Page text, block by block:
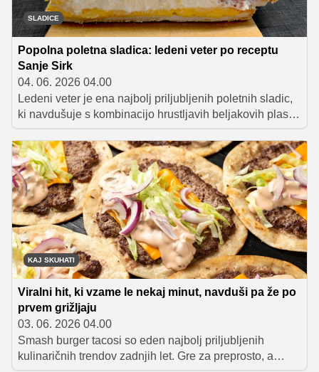
SLADICE
Popolna poletna sladica: ledeni veter po receptu
Sanje Sirk
04. 06. 2026 04.00
Ledeni veter je ena najbolj priljubljenih poletnih sladic,
ki navdušuje s kombinacijo hrustljavih beljakovih plasti,
nežne vanilijeve kreme, stepene smetane in svežega
sadja. Preizkusite recept Sanje Sirk, ki je kot nalašč za
sezono svežih domačih jagod.
KAJ SKUHATI
Viralni hit, ki vzame le nekaj minut, navduši pa že po
prvem grižljaju
03. 06. 2026 04.00
Smash burger tacosi so eden najbolj priljubljenih
kulinaričnih trendov zadnjih let. Gre za preprosto, a